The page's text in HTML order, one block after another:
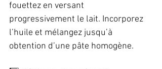
fouettez en versant
progressivement le lait. Incorporez
l’huile et mélangez jusqu’à
obtention d’une pâte homogène.